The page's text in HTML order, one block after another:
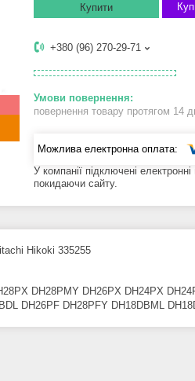
Купити
+380 (96) 270-29-71
повернення товару протягом 14
У компанії підключені
покидаючи сайту.
Hikoki 335255
DH28PMY DH26PX DH24PX
DH26PF DH28PFY DH18DBML